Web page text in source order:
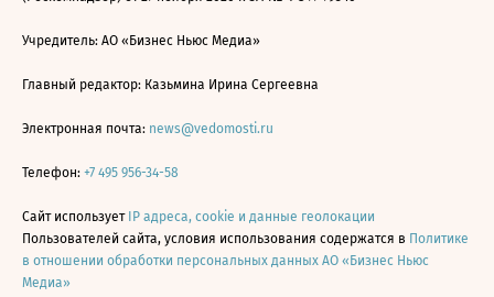
Учредитель: АО «Бизнес Ньюс Медиа»
Главный редактор: Казьмина Ирина Сергеевна
Электронная почта: news@vedomosti.ru
Телефон: +7 495 956-34-58
Сайт использует IP адреса, cookie и данные геолокации
Пользователей сайта, условия использования содержатся в Политике
в отношении обработки персональных данных АО «Бизнес Ньюс
Медиа»